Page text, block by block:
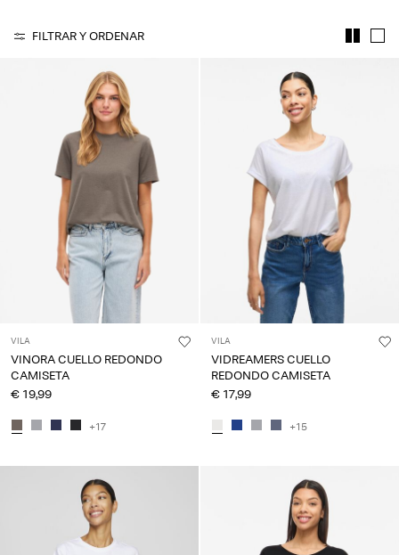
español
FILTRAR Y ORDENAR
VILA
VINORA CUELLO REDONDO
CAMISETA
€ 19,99
+17
VILA
VIDREAMERS CUELLO
REDONDO CAMISETA
€ 17,99
+15